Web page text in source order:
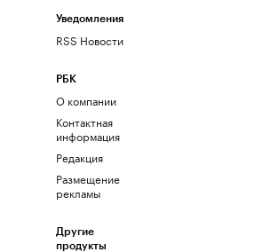
Уведомления
RSS Новости
РБК
О компании
Контактная
информация
Редакция
Размещение
рекламы
Другие
продукты